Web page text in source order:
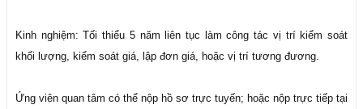
Kinh nghiệm: Tối thiểu 5 năm liên tục làm công tác vị trí kiểm soát
khối lượng, kiểm soát giá, lập đơn giá, hoặc vị trí tương đương.
Ứng viên quan tâm có thể nộp hồ sơ trực tuyến; hoặc nộp trực tiếp tại